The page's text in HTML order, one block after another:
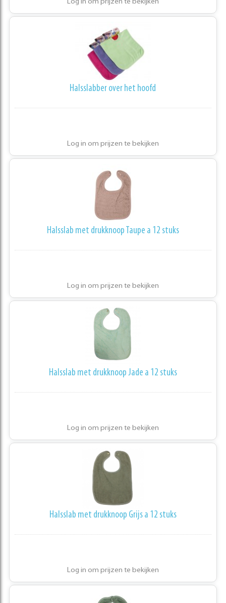
Log in om prijzen te bekijken
Halsslabber over het hoofd
Log in om prijzen te bekijken
Halsslab met drukknoop Taupe a 12 stuks
Log in om prijzen te bekijken
Halsslab met drukknoop Jade a 12 stuks
Log in om prijzen te bekijken
Halsslab met drukknoop Grijs a 12 stuks
Log in om prijzen te bekijken